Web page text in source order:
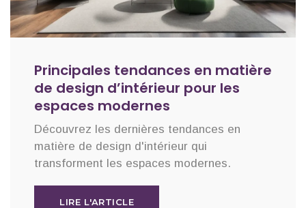
Principales tendances en matière
de design d’intérieur pour les
espaces modernes
Découvrez les dernières tendances en
matière de design d'intérieur qui
transforment les espaces modernes.
LIRE L'ARTICLE